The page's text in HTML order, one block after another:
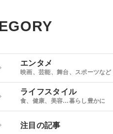
エンタメ
映画、芸能、舞台、スポーツなど
ライフスタイル
食、健康、美容…暮らし豊かに
注目の記事